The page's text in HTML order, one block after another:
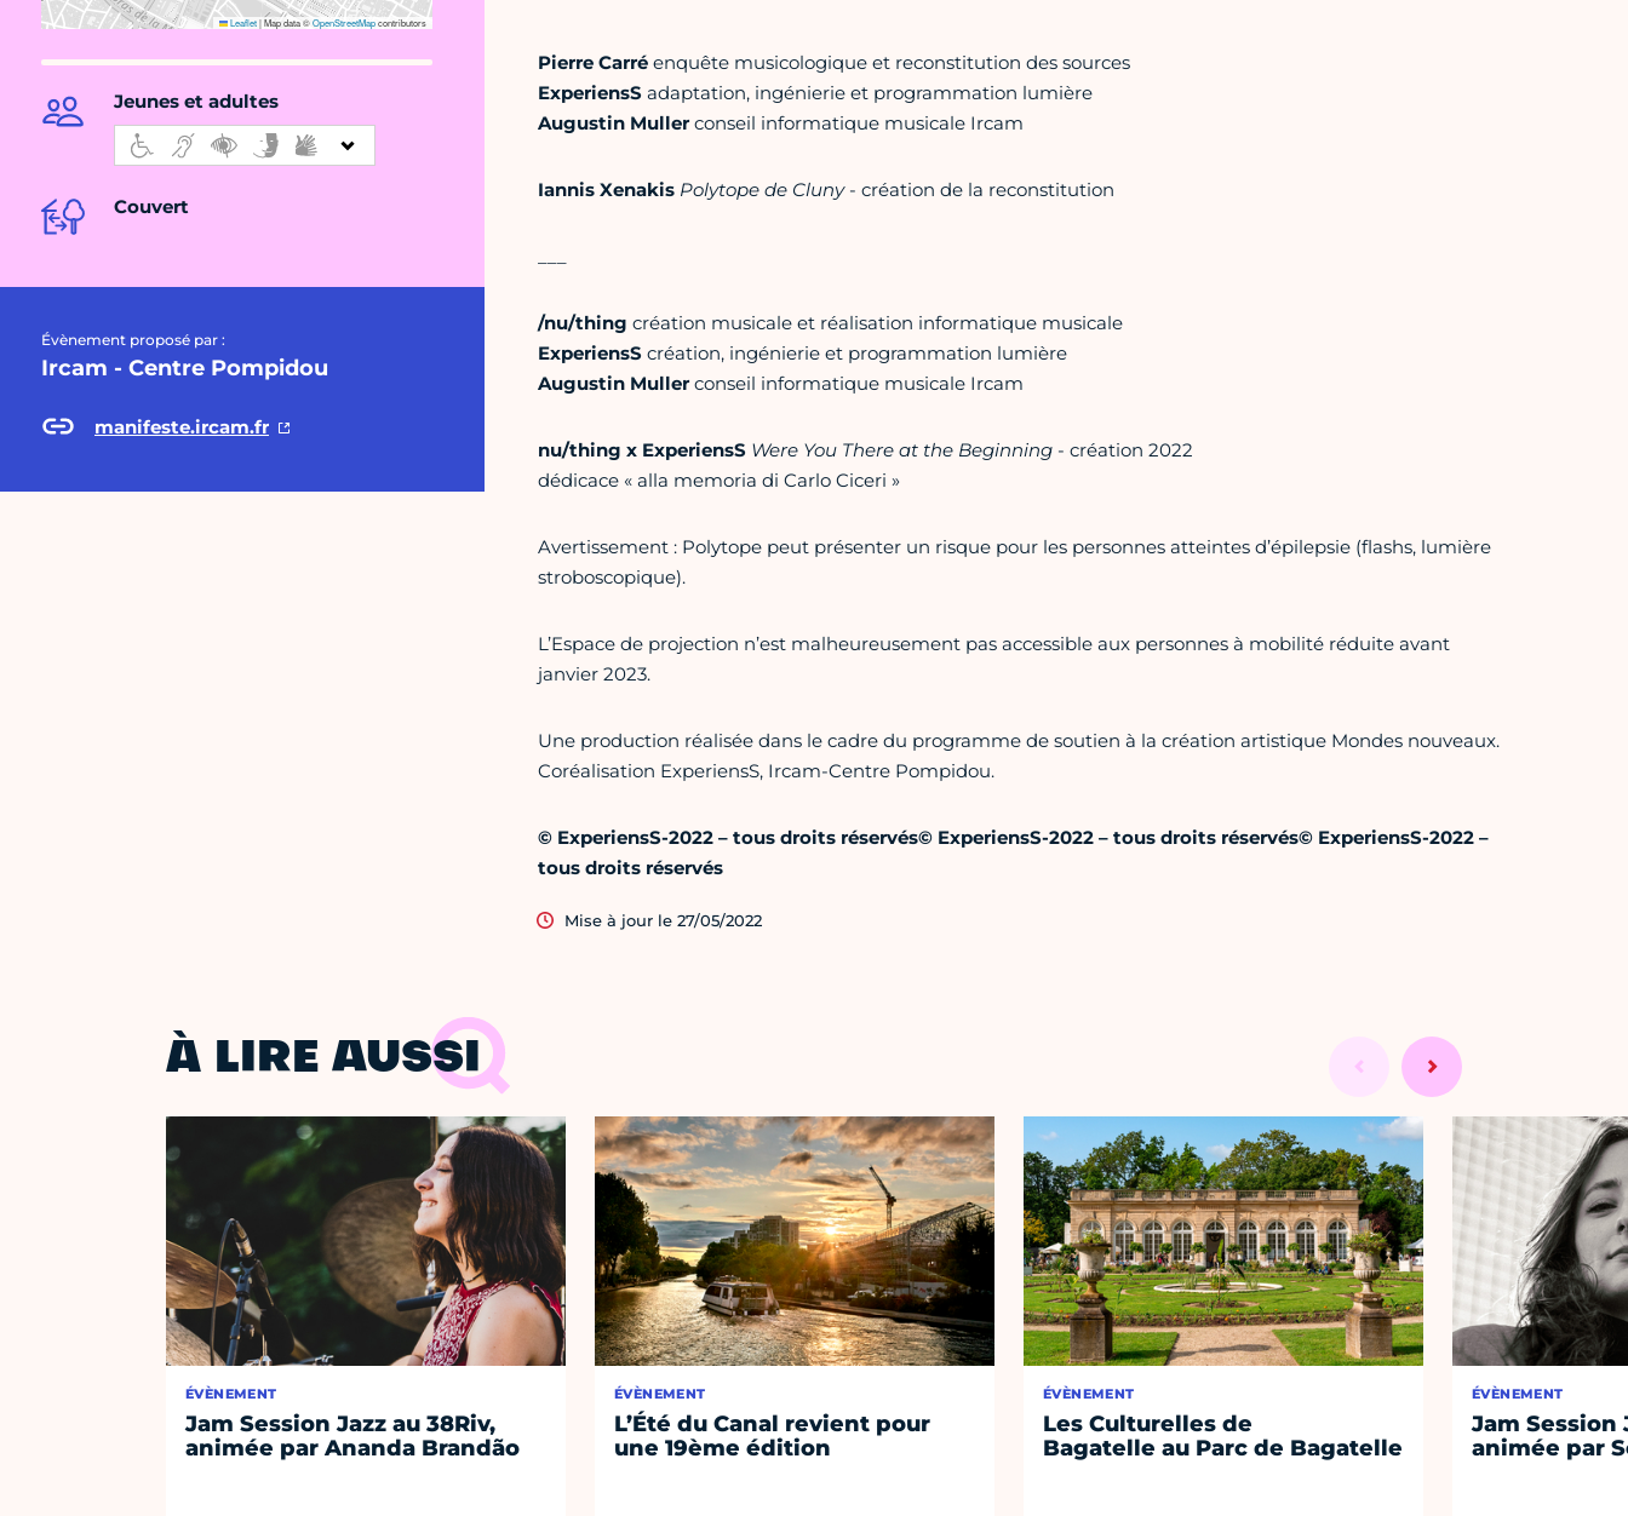
Leaflet|Map data ©OpenStreetMapcontributors
Jeunes et adultes
Couvert
Évènement proposé par :
Ircam - Centre Pompidou
manifeste.ircam.fr
Pierre Carréenquête musicologique et reconstitution des sources
ExperiensSadaptation, ingénierie et programmation lumière
Augustin Mullerconseil informatique musicale Ircam
Iannis Xenakis Polytope de Cluny- création de la reconstitution
/nu/thing création musicale et réalisation informatique musicale
ExperiensScréation, ingénierie et programmation lumière
Augustin Mullerconseil informatique musicale Ircam
nu/thing x ExperiensS Were You There at the Beginning- création 2022
dédicace « alla memoria di Carlo Ciceri »
Avertissement : Polytope peut présenter un risque pour les personnes atteintes d’épilepsie (flashs, lumière
stroboscopique).
L’Espace de projection n’est malheureusement pas accessible aux personnes à mobilité réduite avant
janvier 2023.
Une production réalisée dans le cadre du programme de soutien à la création artistique Mondes nouveaux.
Coréalisation ExperiensS, Ircam-Centre Pompidou.
© ExperiensS-2022 – tous droits réservés© ExperiensS-2022 – tous droits réservés© ExperiensS-2022 –
tous droits réservés
Mise à jour le 27/05/2022
À LIRE AUSSI
ÉVÈNEMENT
Jam Session Jazz au 38Riv,
animée par Ananda Brandão
ÉVÈNEMENT
L’Été du Canal revient pour
une 19ème édition
ÉVÈNEMENT
Les Culturelles de
Bagatelle au Parc de Bagatelle
ÉVÈNEMENT
Jam Session
animée par